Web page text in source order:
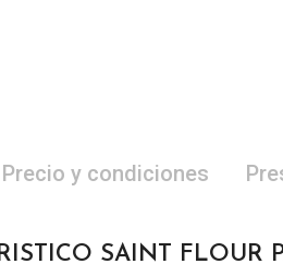
Precio y condiciones
SAINT FLOUR